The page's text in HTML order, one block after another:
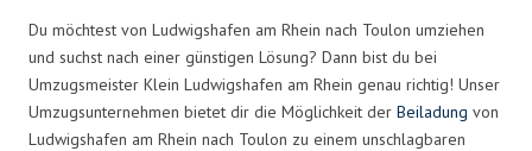
Du möchtest von Ludwigshafen am Rhein nach Toulon umziehen
und suchst nach einer günstigen Lösung? Dann bist du bei
Umzugsmeister Klein Ludwigshafen am Rhein genau richtig! Unser
Umzugsunternehmen bietet dir die Möglichkeit der Beiladung von
Ludwigshafen am Rhein nach Toulon zu einem unschlagbaren